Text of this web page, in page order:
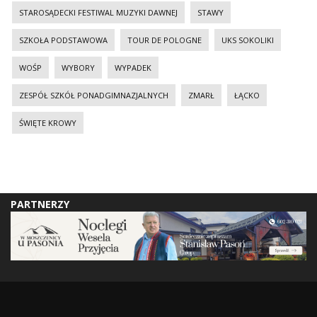
STAROSĄDECKI FESTIWAL MUZYKI DAWNEJ STAWY
SZKOŁA PODSTAWOWA TOUR DE POLOGNE UKS SOKOLIKI
WOŚP WYBORY WYPADEK
ZESPÓŁ SZKÓŁ PONADGIMNAZJALNYCH ZMARŁ ŁĄCKO
ŚWIĘTE KROWY
PARTNERZY